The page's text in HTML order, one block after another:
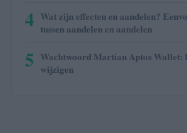
4 Wat zijn effecten en aandelen?
tussen aandelen en aandelen
5 Wachtwoord Martian Aptos Wallet:
wijzigen